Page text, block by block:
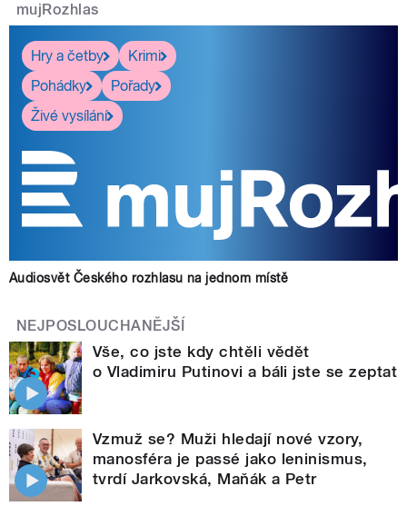
mujRozhlas
Hry a četby
Krimi
Pohádky
Pořady
Živé vysílání
Audiosvět Českého rozhlasu na jednom místě
NEJPOSLOUCHANĚJŠÍ
Vše, co jste kdy chtěli vědět
o Vladimiru Putinovi a báli jste se zeptat
Vzmuž se? Muži hledají nové vzory,
manosféra je passé jako leninismus,
tvrdí Jarkovská, Maňák a Petr